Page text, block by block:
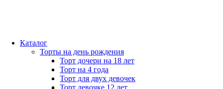
Каталог
Торты на день рождения
Торт дочери на 18 лет
Торт на 4 года
Торт для двух девочек
Торт девочке 12 лет